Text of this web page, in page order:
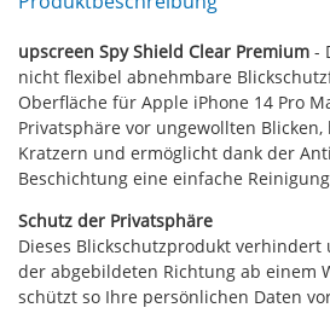
upscreen Spy Shield Clear Premium -
nicht flexibel abnehmbare
Oberfläche für Apple iPhone 14 Pro
Privatsphäre vor ungewollten
Kratzern und ermöglicht dank der
Beschichtung eine einfache
Schutz der Privatsphäre
Dieses Blickschutzprodukt verhindert
der abgebildeten Richtung ab einem
schützt so Ihre persönlichen Daten